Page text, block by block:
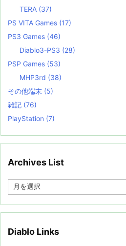
TERA (37)
PS VITA Games (17)
PS3 Games (46)
Diablo3-PS3 (28)
PSP Games (53)
MHP3rd (38)
その他端末 (5)
雑記 (76)
PlayStation (7)
Archives List
e
Diablo Links